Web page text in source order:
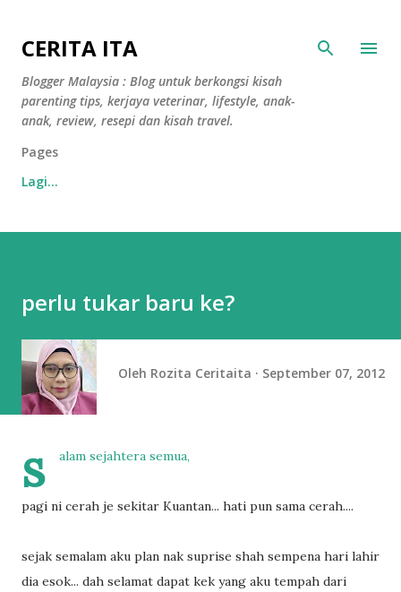
CERITA ITA
Blogger Malaysia : Blog untuk berkongsi kisah
parenting tips, kerjaya veterinar, lifestyle, anak-
anak, review, resepi dan kisah travel.
Pages
Lagi…
perlu tukar baru ke?
Oleh Rozita Ceritaita September 07, 2012
s alam sejahtera semua,
pagi ni cerah je sekitar Kuantan... hati pun sama cerah....
sejak semalam aku plan nak suprise shah sempena hari lahir
dia esok... dah selamat dapat kek yang aku tempah dari